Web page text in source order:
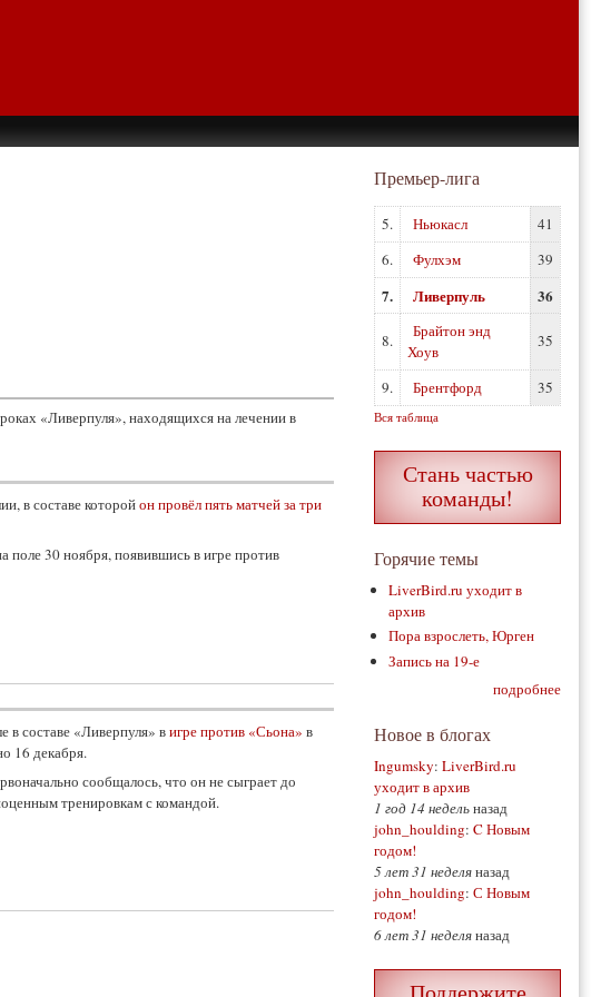
«Ливерпуля», находящихся на лечении в
в составе которойон провёл пять матчей за три
30 ноября, появившись в игре против
в составе «Ливерпуля» вигре против «Сьона» в
16 декабря.
сообщалось, что он не сыграет до
тренировкам с командой.
Премьер-лига
5. Ньюкасл
41
6.
Фулхэм 39
7. Ливерпуль 36
8.
Брайтон энд
Хоув
35
9. Брентфорд 35
Вся таблица
Стань частью
команды!
Горячие темы
LiverBird.ru уходит в
архив
Пора взрослеть, Юрген
Запись на 19-е
подробнее
Новое в блогах
Ingumsky: LiverBird.ru
уходит в архив
1 год 14 недельназад
john_houlding: C Новым
годом!
5 лет 31 неделяназад
john_houlding: С Новым
годом!
6 лет 31 неделяназад